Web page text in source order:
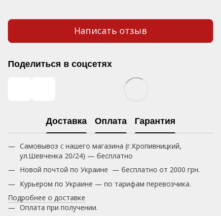
Написать отзыв
Поделиться в соцсетях
Доставка Оплата Гарантия
Самовывоз с нашего магазина (г.Кропивницкий,
ул.Шевченка 20/24) — бесплатно
Новой почтой по Украине — бесплатно от 2000 грн.
Курьером по Украине — по тарифам перевозчика.
Подробнее о доставке
Оплата при получении.